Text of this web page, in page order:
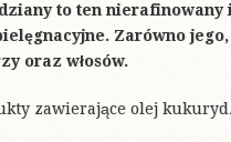
to ten nierafinowany
Zarówno
oraz włosów.
zawierające olej